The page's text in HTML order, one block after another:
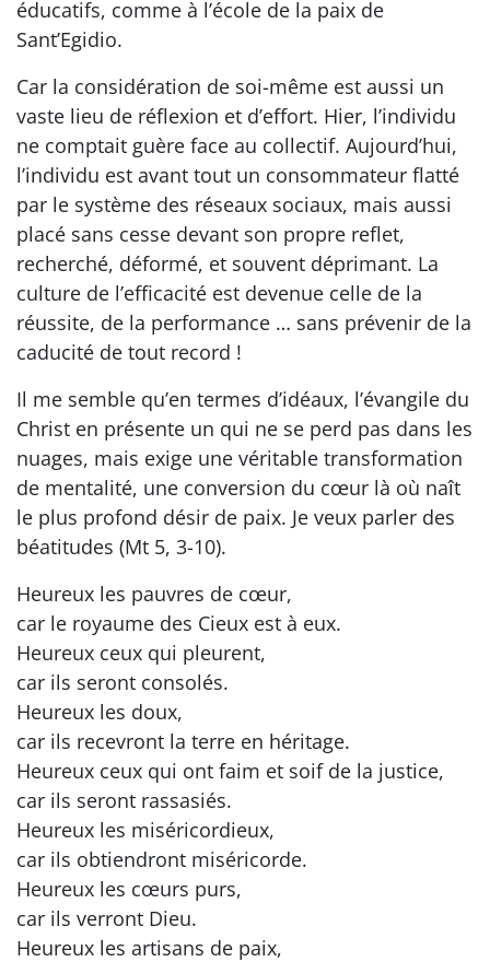
éducatifs, comme à l’école de la paix de
Sant’Egidio.
Car la considération de soi-même est aussi un
vaste lieu de réflexion et d’effort. Hier, l’individu
ne comptait guère face au collectif. Aujourd’hui,
l’individu est avant tout un consommateur flatté
par le système des réseaux sociaux, mais aussi
placé sans cesse devant son propre reflet,
recherché, déformé, et souvent déprimant. La
culture de l’efficacité est devenue celle de la
réussite, de la performance … sans prévenir de la
caducité de tout record !
Il me semble qu’en termes d’idéaux, l’évangile du
Christ en présente un qui ne se perd pas dans les
nuages, mais exige une véritable transformation
de mentalité, une conversion du cœur là où naît
le plus profond désir de paix. Je veux parler des
béatitudes (Mt 5, 3-10).
Heureux les pauvres de cœur,
car le royaume des Cieux est à eux.
Heureux ceux qui pleurent,
car ils seront consolés.
Heureux les doux,
car ils recevront la terre en héritage.
Heureux ceux qui ont faim et soif de la justice,
car ils seront rassasiés.
Heureux les miséricordieux,
car ils obtiendront miséricorde.
Heureux les cœurs purs,
car ils verront Dieu.
Heureux les artisans de paix,